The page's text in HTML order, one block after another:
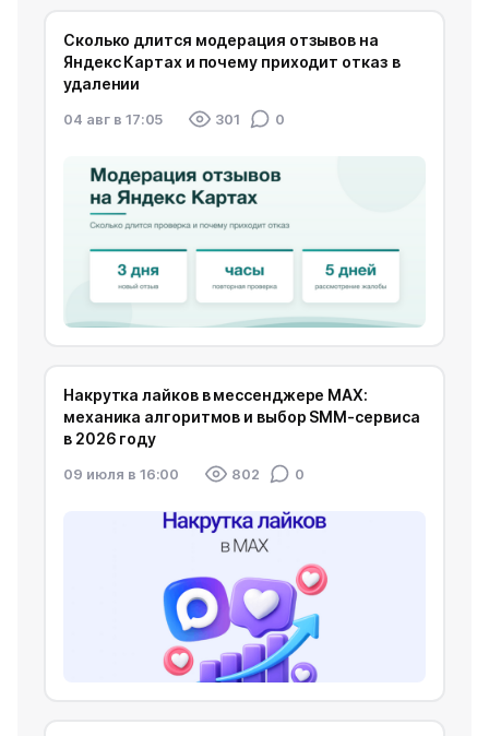
Сколько длится модерация отзывов на
Яндекс Картах и почему приходит отказ в
удалении
04 авг в 17:05 301 0
Накрутка лайков в мессенджере MAX:
механика алгоритмов и выбор SMM-сервиса
в 2026 году
09 июля в 16:00 802 0